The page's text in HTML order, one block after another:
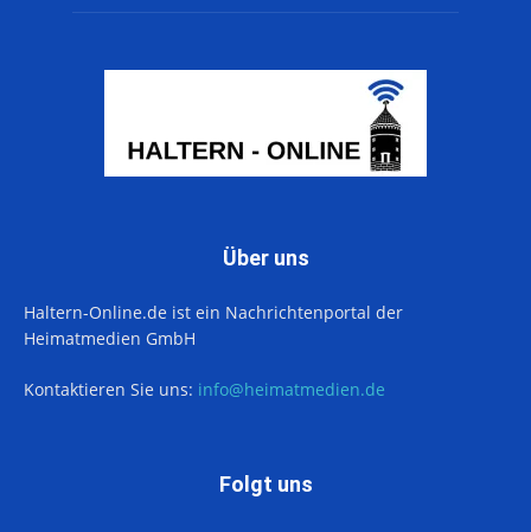
Über uns
Haltern-Online.de ist ein Nachrichtenportal der
Heimatmedien GmbH
Kontaktieren Sie uns: info@heimatmedien.de
Folgt uns